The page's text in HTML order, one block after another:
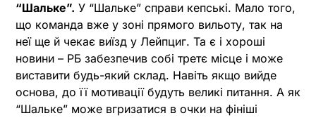
“Шальке”. У “Шальке” справи кепські. Мало того,
що команда вже у зоні прямого вильоту, так на
неї ще й чекає виїзд у Лейпциг. Та є і хороші
новини – РБ забезпечив собі третє місце і може
виставити будь-який склад. Навіть якщо вийде
основа, до її мотивації будуть великі питання. А як
“Шальке” може вгризатися в очки на фініші